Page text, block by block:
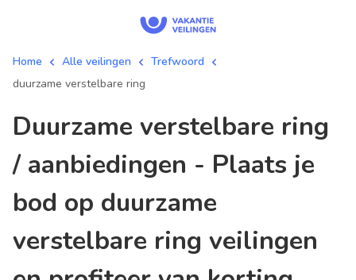
Home Alle veilingen
Trefwoord
duurzame verstelbare ring
duurzame verstelbare ring
/ aanbiedingen - Plaats je
bod op duurzame
verstelbare ring veilingen